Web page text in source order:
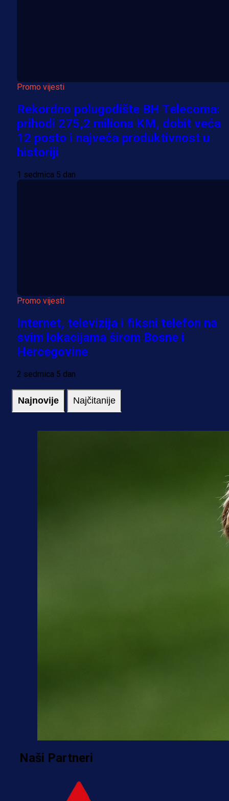
Promo vijesti
Rekordno polugodište BH Telecoma:
prihodi 275,2 miliona KM, dobit veća
12 posto i najveća produktivnost u
historiji
1 sedmica 5 dan
Promo vijesti
Internet, televizija i fiksni telefon na
svim lokacijama širom Bosne i
Hercegovine
2 sedmica 5 dan
Najnovije Najčitanije
Naši Partneri